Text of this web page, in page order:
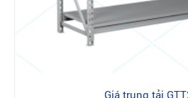
Chính sách bảohành sản
Hoà Phát như thế nào ?
1. Thời gian bảo hành khi mua giá
12 tháng
2. Điều kiện được bảo hành
- Sản phẩm bị hỏng hóc, sự cố do lỗi
Giá trung tải